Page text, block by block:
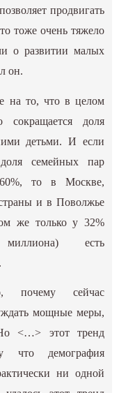
продвигать
тоже очень тяжело
о развитии малых
он.
на то, что в целом
сокращается доля
детьми. И если
семейных пар
то в Москве,
и в Поволжье
же только у 32%
есть
почему сейчас
мощные меры,
<…> этот тренд
что демография
ни одной